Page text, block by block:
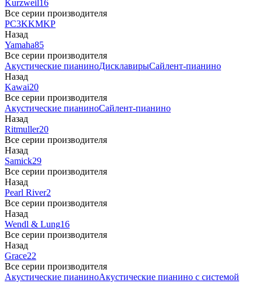
Kurzweil16
Все серии производителя
PC3KKMKP
Назад
Yamaha85
Все серии производителя
Акустические пианиноДисклавирыСайлент-пианино
Назад
Kawai20
Все серии производителя
Акустические пианиноСайлент-пианино
Назад
Ritmuller20
Все серии производителя
Назад
Samick29
Все серии производителя
Назад
Pearl River2
Все серии производителя
Назад
Wendl & Lung16
Все серии производителя
Назад
Grace22
Все серии производителя
Акустические пианиноАкустические пианино с системой